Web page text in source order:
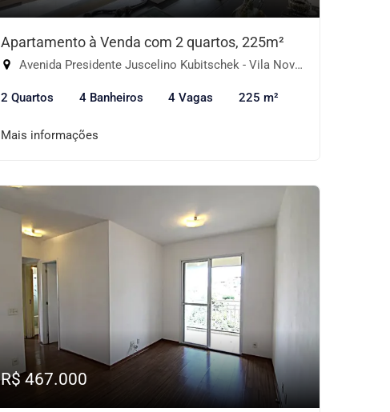
Apartamento à Venda com 2 quartos, 225m²
Avenida Presidente Juscelino Kubitschek - Vila Nova Conceição, São Paulo-SP
2 Quartos 4 Banheiros 4 Vagas 225 m²
Mais informações
R$ 467.000